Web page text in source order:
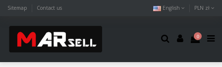
Sitemap Contact us English PLN zł
0